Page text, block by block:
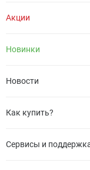
Акции
Новинки
Новости
Как купить?
Сервисы и